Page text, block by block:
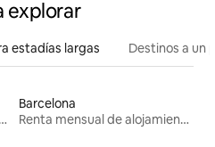
explorar
estadías largas Destinos a un
Renta mensual de alojamientos
Barcelona
Renta mensual de alojamientos